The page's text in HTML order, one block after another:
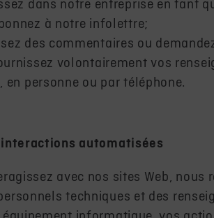
dans notre entreprise en tant
à notre infolettre;
des commentaires ou
volontairement vos
en personne ou par téléphone.
interactions automatisées
avec nos sites Web,
techniques et des